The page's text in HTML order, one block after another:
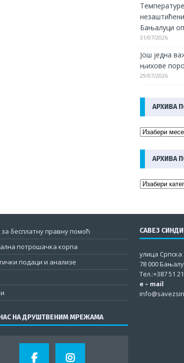
Бањалуци
31/07/2026
Још једна
њихове
29/07/2026
АРХИВА
АРХИВА
бесплатну правну помоћ
потрошачка корпа
подаци и анализе
НА ДРУШТВЕНИМ МРЕЖАМА
САВЕЗ
улица Српска
78 000
Тел.:+387 51
e – mail